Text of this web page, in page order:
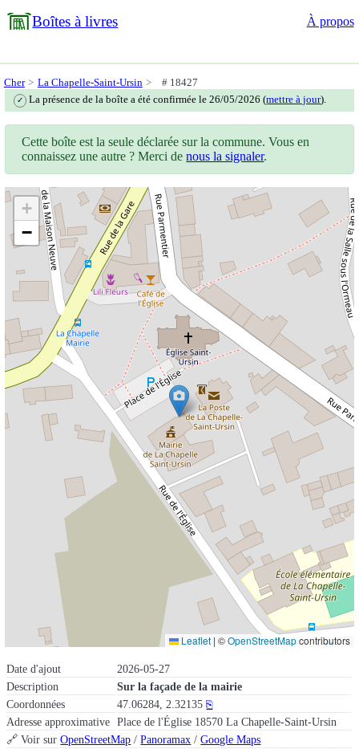
Boîtes à livres À propos
Cher La Chapelle-Saint-Ursin # 18427
✓ La présence de la boîte a été confirmée le 26/05/2026 (mettre à jour).
Date d'ajout
2026-05-27
Description
Sur la façade de la mairie
Coordonnées
47.06284, 2.32135 ⎘
Adresse approximative Place de l'Église 18570 La Chapelle-Saint-Ursin
🔗 Voir surOpenStreetMap /Panoramax /Google Maps
Cette boîte est la seule déclarée sur la commune. Vous en
connaissez une autre ? Merci denous la signaler.
+
−
Leaflet | ©OpenStreetMapcontributors